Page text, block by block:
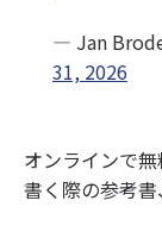
— Jan
31, 2026
オンラインで
書く際の参考書